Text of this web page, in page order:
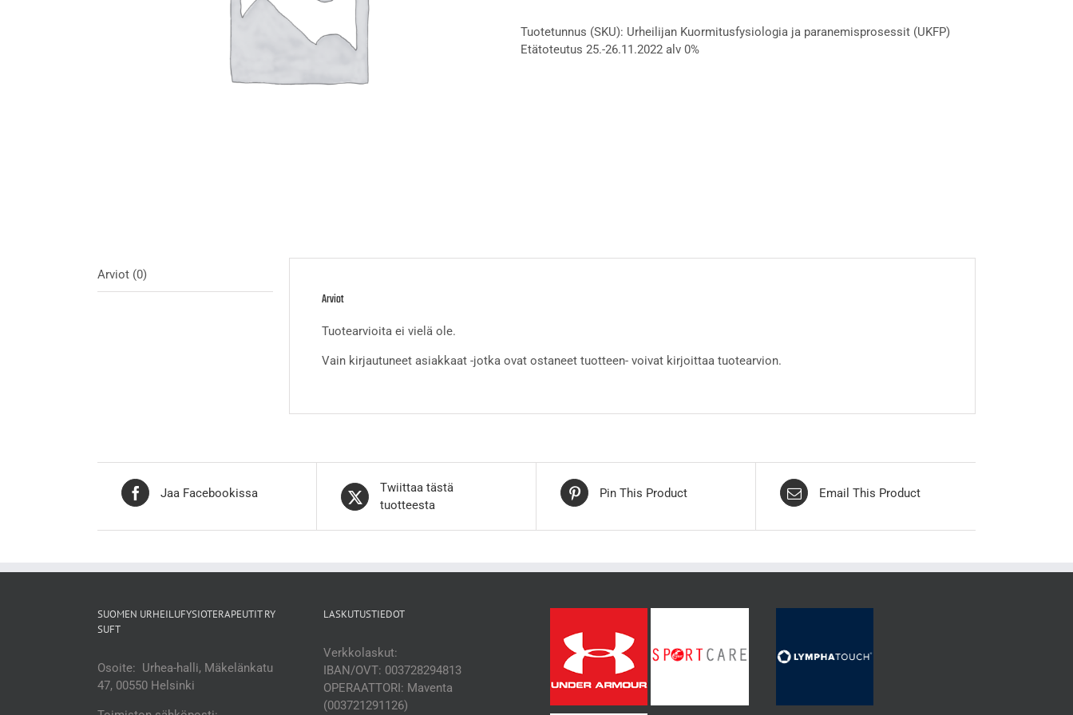
(UKFP)
Etätoteutus
Tuotetunnus (SKU): Urheilijan Kuormitusfysiologia ja paranemisprosessit (UKFP)
Etätoteutus 25.-26.11.2022 alv 0%
Arviot (0)
Arviot
Tuotearvioita ei vielä ole.
Vain kirjautuneet asiakkaat -jotka ovat ostaneet tuotteen- voivat kirjoittaa tuotearvion.
Jaa Facebookissa
Twiittaa tästä
tuotteesta
Pin This Product Email This Product
SUOMEN URHEILUFYSIOTERAPEUTIT RY
SUFT
Osoite: Urhea-halli, Mäkelänkatu
47, 00550 Helsinki
LASKUTUSTIEDOT
Verkkolaskut:
IBAN/OVT: 003728294813
OPERAATTORI: Maventa
(003721291126)